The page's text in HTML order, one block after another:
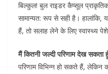
बिल्कुल! बुल राइडर कैप्सूल
सामान्यत: रूप से सही है। हालांकि,
हैं, तो सलाह लेने के लिए स्वास्थ्य
मैं कितनी जल्दी परिणाम देख सकता
परिणाम विभिन्न हो सकते हैं,